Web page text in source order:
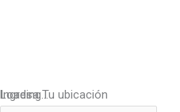
Loading...
Ingresa Tu ubicación